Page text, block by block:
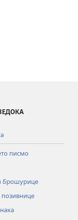
писмо
брошурице
позивнице